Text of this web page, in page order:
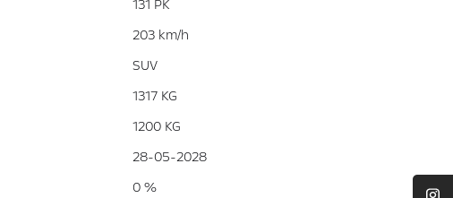
131 PK
203 km/h
SUV
1317 KG
1200 KG
28-05-2028
0 %